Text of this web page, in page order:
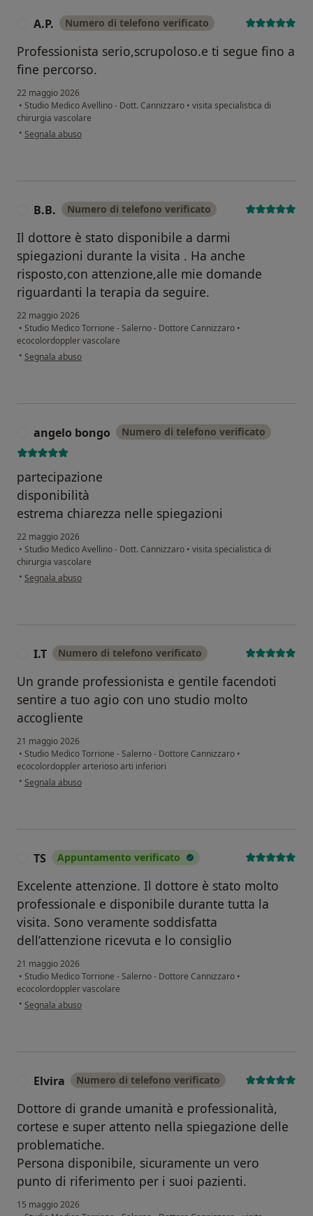
A.P. Numero di telefono verificato
Professionista serio,scrupoloso.e ti segue fino a
fine percorso.
22 maggio 2026
• Studio Medico Avellino - Dott. Cannizzaro • visita specialistica di
chirurgia vascolare
• secondo l'opinione dell'utente A.P.
Segnala abuso
B.B. Numero di telefono verificato
Il dottore è stato disponibile a darmi
spiegazioni durante la visita . Ha anche
risposto,con attenzione,alle mie domande
riguardanti la terapia da seguire.
22 maggio 2026
• Studio Medico Torrione - Salerno - Dottore Cannizzaro •
ecocolordoppler vascolare
• secondo l'opinione dell'utente B.B.
Segnala abuso
angelo bongo Numero di telefono verificato
partecipazione
disponibilità
estrema chiarezza nelle spiegazioni
22 maggio 2026
• Studio Medico Avellino - Dott. Cannizzaro • visita specialistica di
chirurgia vascolare
• secondo l'opinione dell'utente angelo bongo
Segnala abuso
I.T Numero di telefono verificato
Un grande professionista e gentile facendoti
sentire a tuo agio con uno studio molto
accogliente
21 maggio 2026
• Studio Medico Torrione - Salerno - Dottore Cannizzaro •
ecocolordoppler arterioso arti inferiori
• secondo l'opinione dell'utente I.T
Segnala abuso
TS Appuntamento verificato
Excelente attenzione. Il dottore è stato molto
professionale e disponibile durante tutta la
visita. Sono veramente soddisfatta
dell’attenzione ricevuta e lo consiglio
21 maggio 2026
• Studio Medico Torrione - Salerno - Dottore Cannizzaro •
ecocolordoppler vascolare
• secondo l'opinione dell'utente TS
Segnala abuso
Elvira Numero di telefono verificato
Dottore di grande umanità e professionalità,
cortese e super attento nella spiegazione delle
problematiche.
Persona disponibile, sicuramente un vero
punto di riferimento per i suoi pazienti.
15 maggio 2026